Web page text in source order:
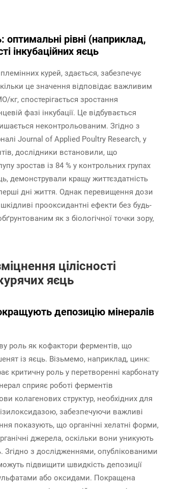
рівні (наприклад,
інкубаційних яєць
курей, здається, забезпечує
це значення відповідає важливим
спостерігається зростання
фазі інкубації. Це відбувається
неконтрольованим. Згідно з
Journal of Applied Poultry Research, у
дослідники встановили, що
зростав із 84 % у контрольних групах
демонстрували кращу життєздатність
дні життя. Однак перевищення дози
прооксидантні ефекти без будь-
як з біологічної точки зору,
цілісності
яєць
депозицію мінералів
роль як кофактори ферментів, що
із яєць. Візьмемо, наприклад, цинк:
критичну роль у перетворенні карбонату
сприяє роботі ферментів
колагенових структур, необхідних для
забезпечуючи важливі
показують, що органічні хелатні форми,
джерела, оскільки вони уникують
Згідно з дослідженнями, опублікованими
підвищити швидкість депозиції
або оксидами. Покращена